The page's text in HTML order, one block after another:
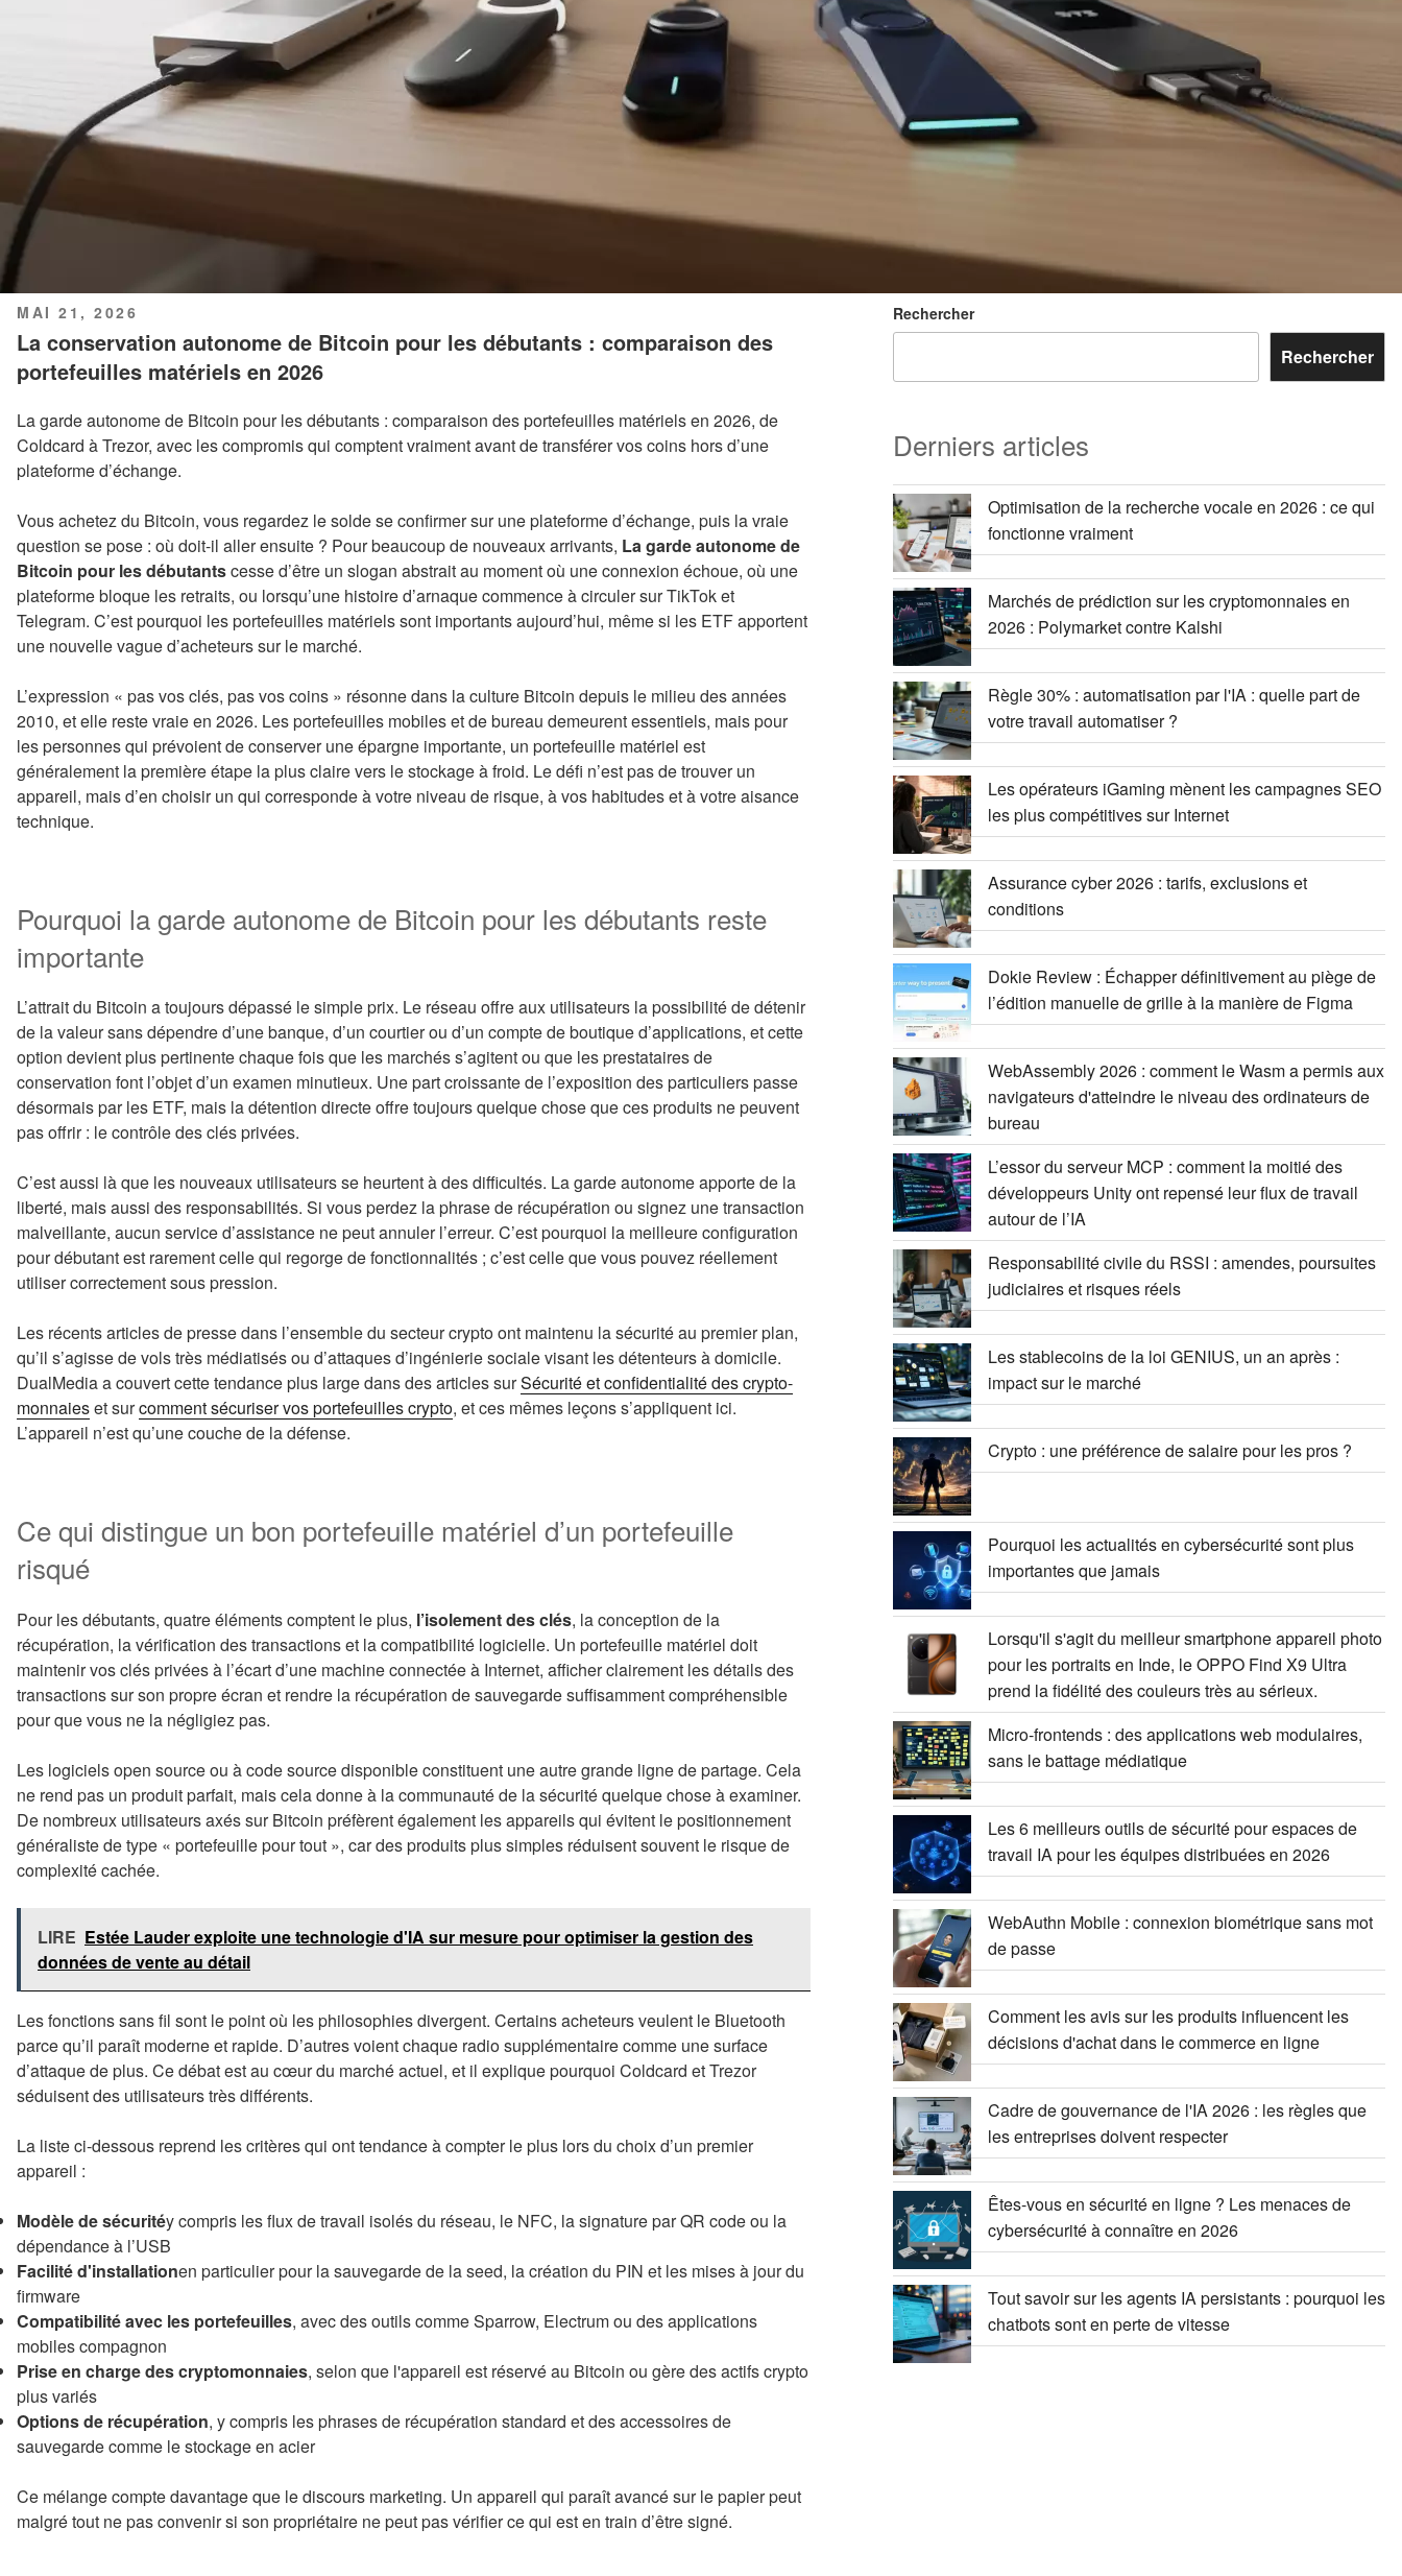
PUBLIÉ
LE
MAI 21, 2026
La conservation autonome de Bitcoin pour les débutants : comparaison des
portefeuilles matériels en 2026
La garde autonome de Bitcoin pour les débutants : comparaison des portefeuilles matériels en 2026, de
Coldcard à Trezor, avec les compromis qui comptent vraiment avant de transférer vos coins hors d’une
plateforme d’échange.
Vous achetez du Bitcoin, vous regardez le solde se confirmer sur une plateforme d’échange, puis la vraie
question se pose : où doit-il aller ensuite ? Pour beaucoup de nouveaux arrivants, La garde autonome de
Bitcoin pour les débutantscesse d’être un slogan abstrait au moment où une connexion échoue, où une
plateforme bloque les retraits, ou lorsqu’une histoire d’arnaque commence à circuler sur TikTok et
Telegram. C’est pourquoi les portefeuilles matériels sont importants aujourd’hui, même si les ETF apportent
une nouvelle vague d’acheteurs sur le marché.
L’expression « pas vos clés, pas vos coins » résonne dans la culture Bitcoin depuis le milieu des années
2010, et elle reste vraie en 2026. Les portefeuilles mobiles et de bureau demeurent essentiels, mais pour
les personnes qui prévoient de conserver une épargne importante, un portefeuille matériel est
généralement la première étape la plus claire vers le stockage à froid. Le défi n’est pas de trouver un
appareil, mais d’en choisir un qui corresponde à votre niveau de risque, à vos habitudes et à votre aisance
technique.
Pourquoi la garde autonome de Bitcoin pour les débutants reste
importante
L’attrait du Bitcoin a toujours dépassé le simple prix. Le réseau offre aux utilisateurs la possibilité de détenir
de la valeur sans dépendre d’une banque, d’un courtier ou d’un compte de boutique d’applications, et cette
option devient plus pertinente chaque fois que les marchés s’agitent ou que les prestataires de
conservation font l’objet d’un examen minutieux. Une part croissante de l’exposition des particuliers passe
désormais par les ETF, mais la détention directe offre toujours quelque chose que ces produits ne peuvent
pas offrir : le contrôle des clés privées.
C’est aussi là que les nouveaux utilisateurs se heurtent à des difficultés. La garde autonome apporte de la
liberté, mais aussi des responsabilités. Si vous perdez la phrase de récupération ou signez une transaction
malveillante, aucun service d’assistance ne peut annuler l’erreur. C’est pourquoi la meilleure configuration
pour débutant est rarement celle qui regorge de fonctionnalités ; c’est celle que vous pouvez réellement
utiliser correctement sous pression.
Les récents articles de presse dans l’ensemble du secteur crypto ont maintenu la sécurité au premier plan,
qu’il s’agisse de vols très médiatisés ou d’attaques d’ingénierie sociale visant les détenteurs à domicile.
DualMedia a couvert cette tendance plus large dans des articles surSécurité et confidentialité des crypto-
monnaieset surcomment sécuriser vos portefeuilles crypto, et ces mêmes leçons s’appliquent ici.
L’appareil n’est qu’une couche de la défense.
Ce qui distingue un bon portefeuille matériel d’un portefeuille
risqué
Pour les débutants, quatre éléments comptent le plus, l’isolement des clés, la conception de la
récupération, la vérification des transactions et la compatibilité logicielle. Un portefeuille matériel doit
maintenir vos clés privées à l’écart d’une machine connectée à Internet, afficher clairement les détails des
transactions sur son propre écran et rendre la récupération de sauvegarde suffisamment compréhensible
pour que vous ne la négligiez pas.
Les logiciels open source ou à code source disponible constituent une autre grande ligne de partage. Cela
ne rend pas un produit parfait, mais cela donne à la communauté de la sécurité quelque chose à examiner.
De nombreux utilisateurs axés sur Bitcoin préfèrent également les appareils qui évitent le positionnement
généraliste de type « portefeuille pour tout », car des produits plus simples réduisent souvent le risque de
complexité cachée.
LIRE Estée Lauder exploite une technologie d'IA sur mesure pour optimiser la gestion des
données de vente au détail
Les fonctions sans fil sont le point où les philosophies divergent. Certains acheteurs veulent le Bluetooth
parce qu’il paraît moderne et rapide. D’autres voient chaque radio supplémentaire comme une surface
d’attaque de plus. Ce débat est au cœur du marché actuel, et il explique pourquoi Coldcard et Trezor
séduisent des utilisateurs très différents.
La liste ci-dessous reprend les critères qui ont tendance à compter le plus lors du choix d’un premier
appareil :
Modèle de sécuritéy compris les flux de travail isolés du réseau, le NFC, la signature par QR code ou la
dépendance à l’USB
Facilité d'installationen particulier pour la sauvegarde de la seed, la création du PIN et les mises à jour du
firmware
Compatibilité avec les portefeuilles, avec des outils comme Sparrow, Electrum ou des applications
mobiles compagnon
Prise en charge des cryptomonnaies, selon que l'appareil est réservé au Bitcoin ou gère des actifs crypto
plus variés
Options de récupération, y compris les phrases de récupération standard et des accessoires de
sauvegarde comme le stockage en acier
Ce mélange compte davantage que le discours marketing. Un appareil qui paraît avancé sur le papier peut
malgré tout ne pas convenir si son propriétaire ne peut pas vérifier ce qui est en train d’être signé.
Rechercher
Rechercher
Derniers articles
Optimisation de la recherche vocale en 2026 : ce qui
fonctionne vraiment
Marchés de prédiction sur les cryptomonnaies en
2026 : Polymarket contre Kalshi
Règle 30% : automatisation par l'IA : quelle part de
votre travail automatiser ?
Les opérateurs iGaming mènent les campagnes SEO
les plus compétitives sur Internet
Assurance cyber 2026 : tarifs, exclusions et
conditions
Dokie Review : Échapper définitivement au piège de
l’édition manuelle de grille à la manière de Figma
WebAssembly 2026 : comment le Wasm a permis aux
navigateurs d'atteindre le niveau des ordinateurs de
bureau
L’essor du serveur MCP : comment la moitié des
développeurs Unity ont repensé leur flux de travail
autour de l’IA
Responsabilité civile du RSSI : amendes, poursuites
judiciaires et risques réels
Les stablecoins de la loi GENIUS, un an après :
impact sur le marché
Crypto : une préférence de salaire pour les pros ?
Pourquoi les actualités en cybersécurité sont plus
importantes que jamais
Lorsqu'il s'agit du meilleur smartphone appareil photo
pour les portraits en Inde, le OPPO Find X9 Ultra
prend la fidélité des couleurs très au sérieux.
Micro-frontends : des applications web modulaires,
sans le battage médiatique
Les 6 meilleurs outils de sécurité pour espaces de
travail IA pour les équipes distribuées en 2026
WebAuthn Mobile : connexion biométrique sans mot
de passe
Comment les avis sur les produits influencent les
décisions d'achat dans le commerce en ligne
Cadre de gouvernance de l'IA 2026 : les règles que
les entreprises doivent respecter
Êtes-vous en sécurité en ligne ? Les menaces de
cybersécurité à connaître en 2026
Tout savoir sur les agents IA persistants : pourquoi les
chatbots sont en perte de vitesse